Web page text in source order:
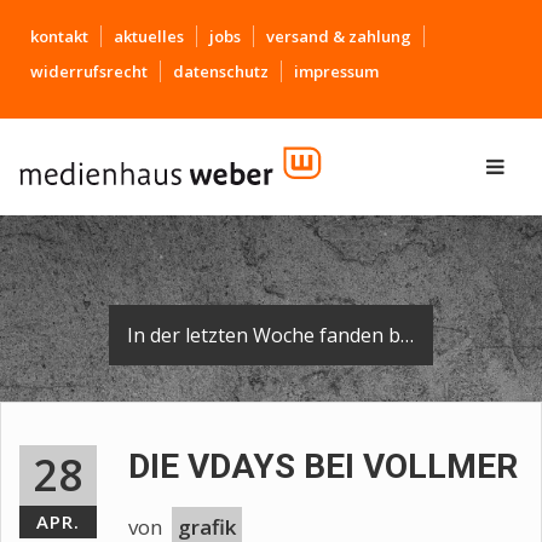
kontakt aktuelles jobs
versand & zahlung
widerrufsrecht
datenschutz impressum
In der letzten Woche fanden bei der Vollmer Group in Biberach die lang erwarteten VDays statt. Mit dabei: Eventbeschriftung aus dem Medienhaus.
28
APR.
DIE VDAYS BEI VOLLMER
von grafik